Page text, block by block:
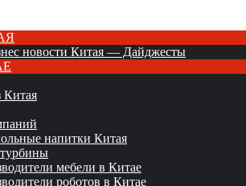
новости Китая — Дайджесты
Китая
напитки Китая
мебели в Китае
роботов в Китае